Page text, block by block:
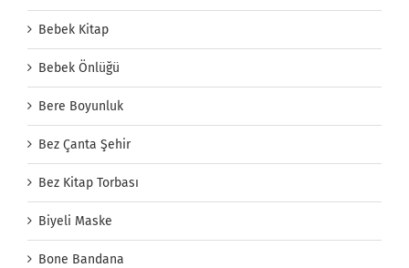
Bebek Kitap
Bebek Önlüğü
Bere Boyunluk
Bez Çanta Şehir
Bez Kitap Torbası
Biyeli Maske
Bone Bandana